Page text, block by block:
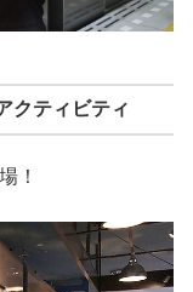
クティビティ
！